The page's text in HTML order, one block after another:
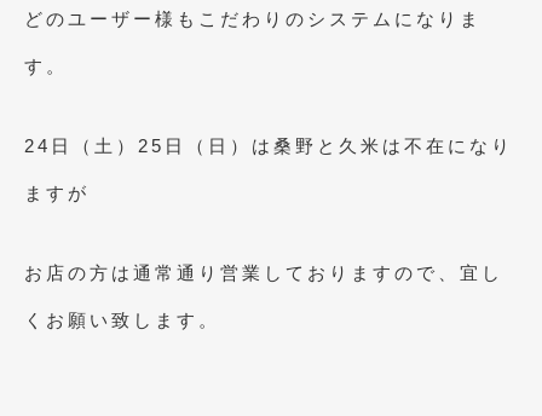
どのユーザー様もこだわりのシステムになりま
す。
24日（土）25日（日）は桑野と久米は不在になり
ますが
お店の方は通常通り営業しておりますので、宜し
くお願い致します。